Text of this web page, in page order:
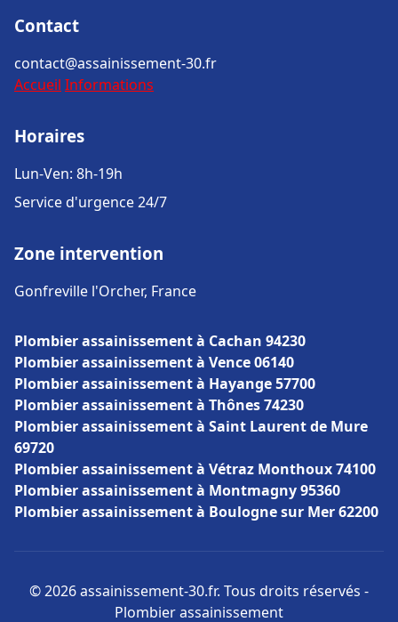
Contact
contact@assainissement-30.fr
Accueil Informations
Horaires
Lun-Ven: 8h-19h
Service d'urgence 24/7
Zone intervention
Gonfreville l'Orcher, France
Plombier assainissement à Cachan 94230
Plombier assainissement à Vence 06140
Plombier assainissement à Hayange 57700
Plombier assainissement à Thônes 74230
Plombier assainissement à Saint Laurent de Mure
69720
Plombier assainissement à Vétraz Monthoux 74100
Plombier assainissement à Montmagny 95360
Plombier assainissement à Boulogne sur Mer 62200
© 2026 assainissement-30.fr. Tous droits réservés -
Plombier assainissement